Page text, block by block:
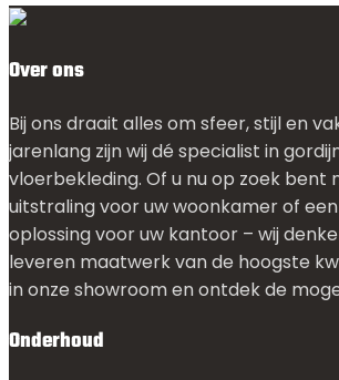
Over ons
Bij ons draait alles om sfeer, stijl en
jarenlang zijn wij dé specialist in
vloerbekleding. Of u nu op zoek bent
uitstraling voor uw woonkamer of
oplossing voor uw kantoor – wij
leveren maatwerk van de hoogste
in onze showroom en ontdek de
Onderhoud